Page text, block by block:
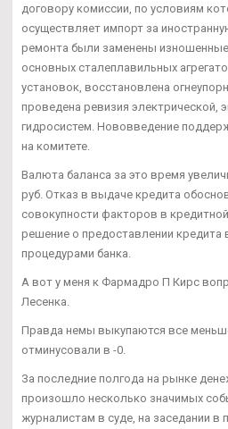
договору комиссии, по условиям
осуществляет импорт за
ремонта были заменены
основных сталеплавильных
установок, восстановлена
проведена ревизия электрической,
гидросистем. Нововведение
на комитете.
Валюта баланса за это время
руб. Отказ в выдаче кредита
совокупности факторов в
решение о предоставлении кредита
процедурами банка.
А вот у меня к Фармадро П Кирс
Лесенка.
Правда немы выкупаются все
отминусовали в -0.
За последние полгода на рынке
произошло несколько значимых
журналистам в суде, на заседании в